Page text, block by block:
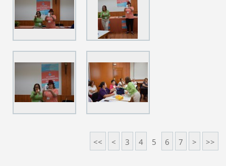
<< < 3 4 5 6 7 > >>